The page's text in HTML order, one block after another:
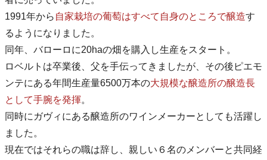
1991年から 自家栽培の葡萄はすべて自身のところで醸造す
るようになりました。
同年、バローロに20haの畑を購入し生産をスタート。
ロベルトは卒業後、父を手伝ってきましたが、その後ピエモ
ンテにある年間生産量6500万本の大規模な醸造所の醸造長
として手腕を発揮。
同時にガヴィにある醸造所のワインメーカーとしても活躍し
ました。
現在ではそれらの職は辞し、親しい６名のメンバーと共同経